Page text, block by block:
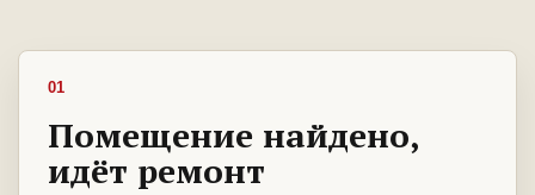
01
Помещение найдено,
идёт ремонт